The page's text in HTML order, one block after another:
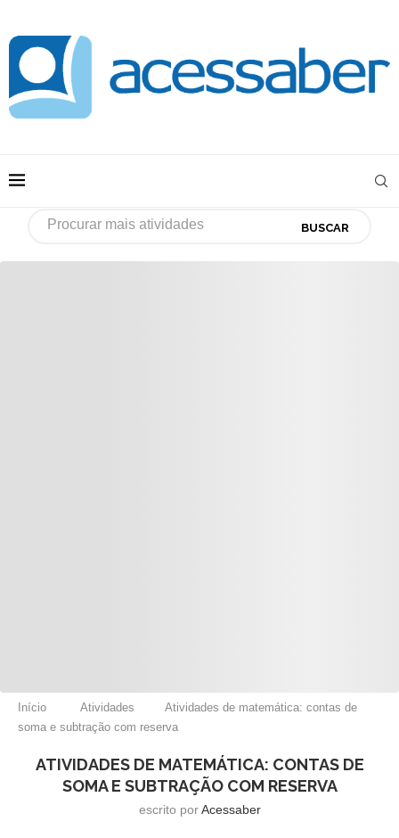
BUSCAR
Início Atividades
Atividades de matemática: contas de
soma e subtração com reserva
ATIVIDADES DE MATEMÁTICA: CONTAS DE
SOMA E SUBTRAÇÃO COM RESERVA
escrito porAcessaber